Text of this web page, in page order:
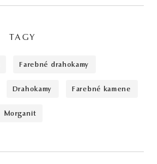
TAGY
farebné drahokamy
drahokamy farebné kamene
morganit